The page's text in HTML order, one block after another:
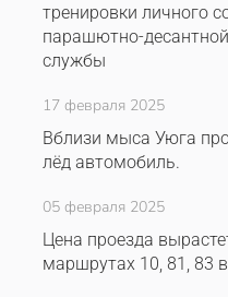
тренировки личного
парашютно-
службы
17 февраля 2025
Вблизи мыса Уюга
лёд автомобиль.
05 февраля 2025
Цена проезда
маршрутах 10, 81, 83